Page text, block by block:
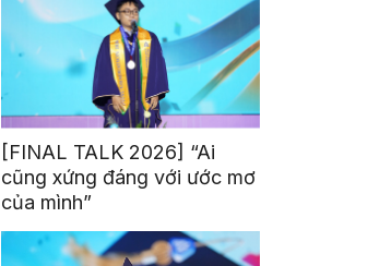
[FINAL TALK 2026] “Ai
cũng xứng đáng với ước mơ
của mình”